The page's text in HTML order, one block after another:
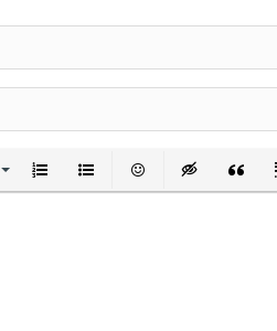
Нумерований список
Маркований список
смайлиInsert hidden
Insert